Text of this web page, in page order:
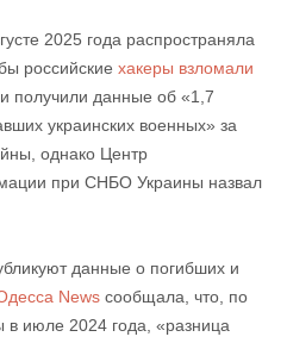
2025 года распространяла
российские хакеры взломали
получили данные об «1,7
украинских военных» за
однако Центр
при СНБО Украины назвал
данные о погибших и
Newsсообщала, что, по
в июле 2024 года, «разница